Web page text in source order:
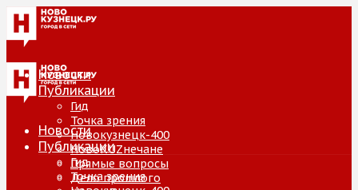
Новости
Публикации
Гид
Точка зрения
Новокузнецк-400
НовоKUZнечане
Прямые вопросы
Дело прошлого
Новости
Публикации
Гид
Точка зрения